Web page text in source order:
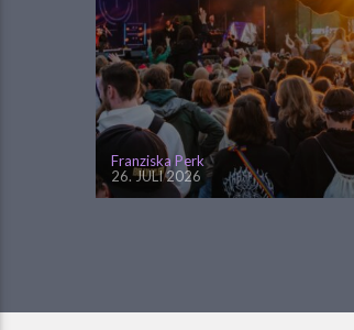
Franziska Perk
26. JULI 2026